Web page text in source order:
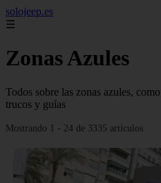
solojeep.es
☰
Zonas Azules
Todos sobre las zonas azules,
trucos y guías
Mostrando 1 - 24 de 3335 artículos